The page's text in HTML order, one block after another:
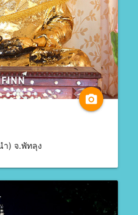
camera_alt
ำ) จ.พัทลุง